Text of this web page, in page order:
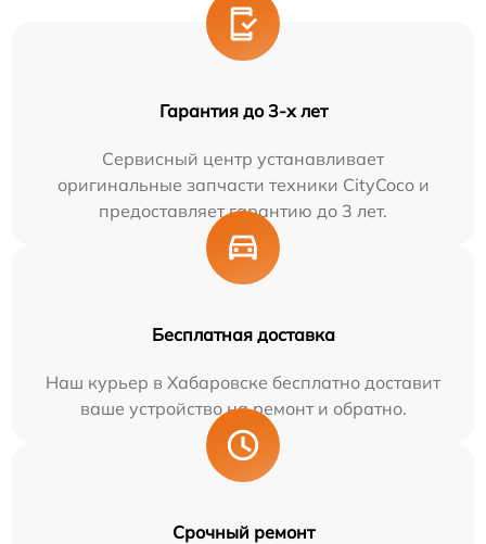
Гарантия до 3-х лет
Сервисный центр устанавливает
оригинальные запчасти техники CityCoco и
предоставляет гарантию до 3 лет.
Бесплатная доставка
Наш курьер в Хабаровске бесплатно доставит
ваше устройство на ремонт и обратно.
Срочный ремонт